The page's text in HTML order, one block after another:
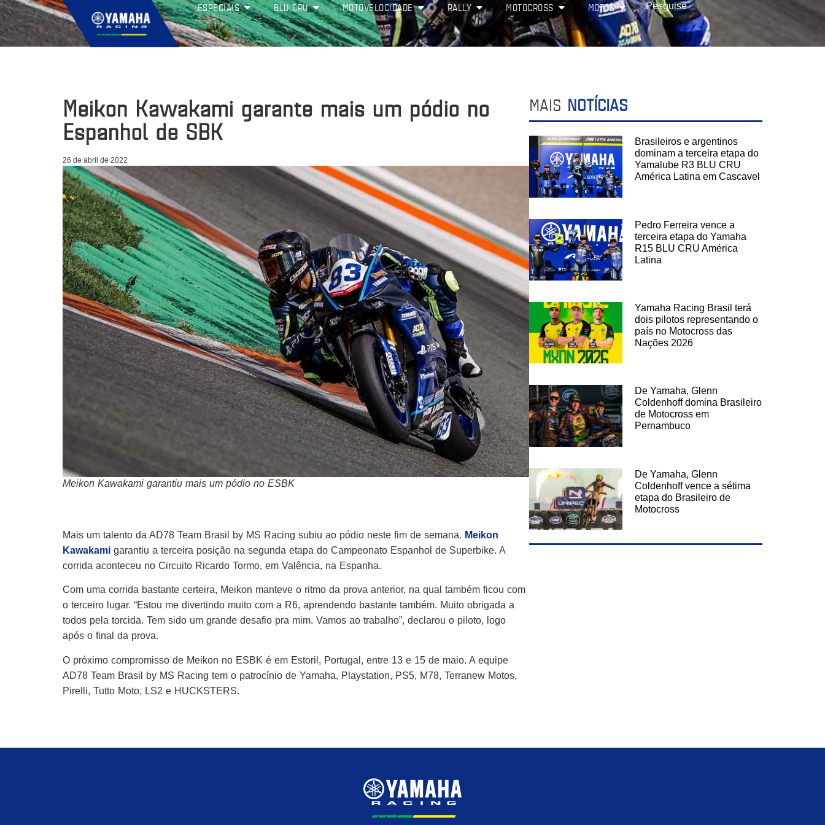
ESPECIAIS BLU CRU MOTOVELOCIDADE RALLY MOTOCROSS MOTOS
Meikon Kawakami garante mais um pódio no
Espanhol de SBK
26 de abril de 2022
Meikon Kawakami garantiu mais um pódio no ESBK
Mais um talento da AD78 Team Brasil by MS Racing subiu ao pódio neste fim de semana. Meikon
Kawakami garantiu a terceira posição na segunda etapa do Campeonato Espanhol de Superbike. A
corrida aconteceu no Circuito Ricardo Tormo, em Valência, na Espanha.
Com uma corrida bastante certeira, Meikon manteve o ritmo da prova anterior, na qual também ficou com
o terceiro lugar. “Estou me divertindo muito com a R6, aprendendo bastante também. Muito obrigada a
todos pela torcida. Tem sido um grande desafio pra mim. Vamos ao trabalho”, declarou o piloto, logo
após o final da prova.
O próximo compromisso de Meikon no ESBK é em Estoril, Portugal, entre 13 e 15 de maio. A equipe
AD78 Team Brasil by MS Racing tem o patrocínio de Yamaha, Playstation, PS5, M78, Terranew Motos,
Pirelli, Tutto Moto, LS2 e HUCKSTERS.
MAIS NOTÍCIAS
Brasileiros e argentinos
dominam a terceira etapa do
Yamalube R3 BLU CRU
América Latina em Cascavel
Pedro Ferreira vence a
terceira etapa do Yamaha
R15 BLU CRU América
Latina
Yamaha Racing Brasil terá
dois pilotos representando o
país no Motocross das
Nações 2026
De Yamaha, Glenn
Coldenhoff domina Brasileiro
de Motocross em
Pernambuco
De Yamaha, Glenn
Coldenhoff vence a sétima
etapa do Brasileiro de
Motocross